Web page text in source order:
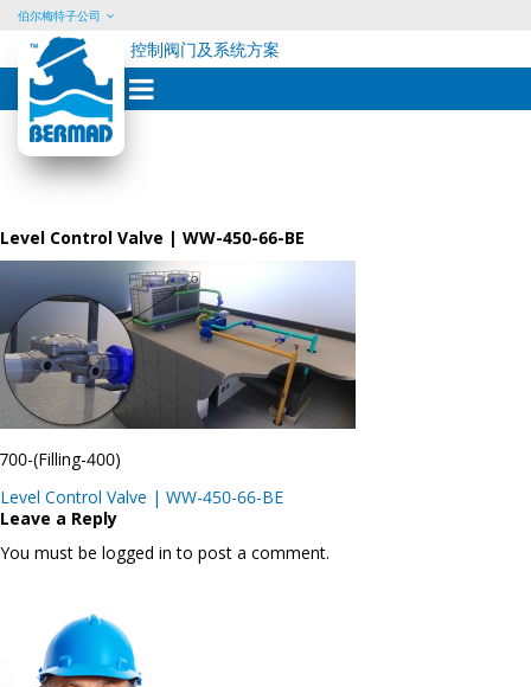
Skip
content
伯尔梅特子公司
控制阀门及系统方案
Level Control Valve | WW-450-66-BE
700-(Filling-400)
Post
navigation
Level Control Valve | WW-450-66-BE
Leave a Reply
You must be logged in to post a comment.